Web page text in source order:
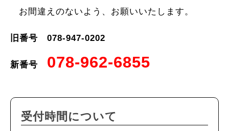
お間違えのないよう、お願いいたします。
旧番号 078-947-0202
新番号 078-962-6855
受付時間について